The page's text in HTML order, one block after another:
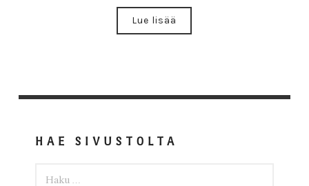
Lue lisää
HAE SIVUSTOLTA